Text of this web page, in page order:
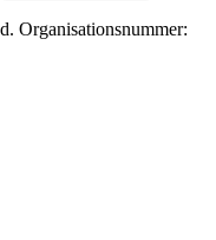
Organisationsnummer: